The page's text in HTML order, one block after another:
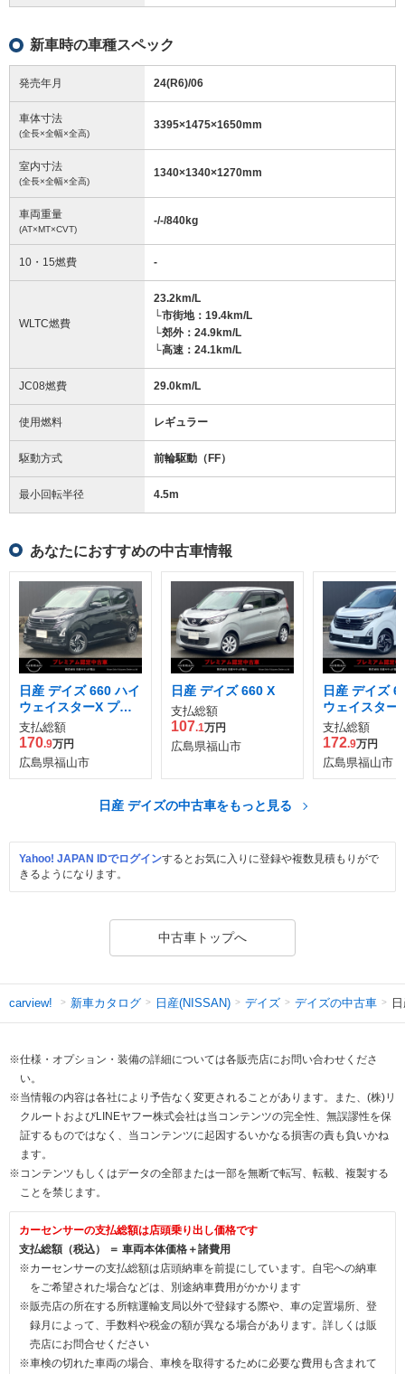
新車時の車種スペック
発売年月 24(R6)/06
車体寸法
(全長×全幅×全高)
3395×1475×1650mm
室内寸法
(全長×全幅×全高)
1340×1340×1270mm
車両重量
(AT×MT×CVT)
-/-/840kg
10・15燃費 -
WLTC燃費
23.2km/L
└市街地：19.4km/L
└郊外：24.9km/L
└高速：24.1km/L
JC08燃費 29.0km/L
使用燃料 レギュラー
駆動方式 前輪駆動（FF）
最小回転半径 4.5m
あなたにおすすめの中古車情報
日産 デイズ 660 ハイ
ウェイスターX プロ
パイロット エディシ
ョン
支払総額
170.9万円
広島県福山市
日産 デイズ 660 X
支払総額
107.1万円
広島県福山市
日産 デイズ
ウェイスター
パイロット
ョン
支払総額
172.9万円
広島県福山市
日産 デイズの中古車をもっと見る
Yahoo! JAPAN IDでログインするとお気に入りに登録や複数見積もりがで
きるようになります。
中古車トップへ
carview! 新車カタログ 日産(NISSAN) デイズ デイズの中古車
※仕様・オプション・装備の詳細については各販売店にお問い合わせくださ
い。
※当情報の内容は各社により予告なく変更されることがあります。また、(株)リ
クルートおよびLINEヤフー株式会社は当コンテンツの完全性、無誤謬性を保
証するものではなく、当コンテンツに起因するいかなる損害の責も負いかね
ます。
※コンテンツもしくはデータの全部または一部を無断で転写、転載、複製する
ことを禁じます。
カーセンサーの支払総額は店頭乗り出し価格です
支払総額（税込） ＝ 車両本体価格＋諸費用
※カーセンサーの支払総額は店頭納車を前提にしています。自宅への納車
をご希望された場合などは、別途納車費用がかかります
※販売店の所在する所轄運輸支局以外で登録する際や、車の定置場所、登
録月によって、手数料や税金の額が異なる場合があります。詳しくは販
売店にお問合せください
※車検の切れた車両の場合、車検を取得するために必要な費用も含まれて